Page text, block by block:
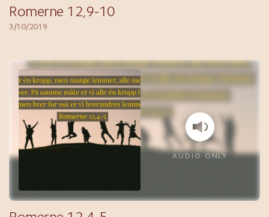
Romerne 12,9-10
3/10/2019
AUDIO ONLY